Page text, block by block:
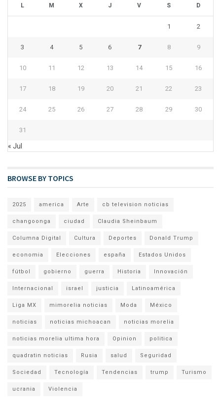
L M X J V S D
1 2
3 4 5 6 7 8 9
10 11 12 13 14 15 16
17 18 19 20 21 22 23
24 25 26 27 28 29 30
31
« Jul
BROWSE BY TOPICS
2025 america Arte cb television noticias
changoonga ciudad Claudia Sheinbaum
Columna Digital Cultura Deportes Donald Trump
economia Elecciones españa Estados Unidos
fútbol gobierno guerra Historia Innovación
Internacional israel justicia Latinoamérica
Liga MX mimorelia noticias Moda México
noticias noticias michoacan noticias morelia
noticias morelia ultima hora Opinion politica
quadratin noticias Rusia salud Seguridad
Sociedad Tecnología Tendencias trump Turismo
ucrania Violencia